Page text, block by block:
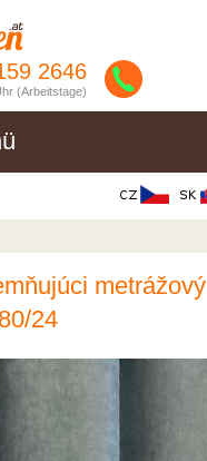
2646
(Arbeitstage)
metrážový
24